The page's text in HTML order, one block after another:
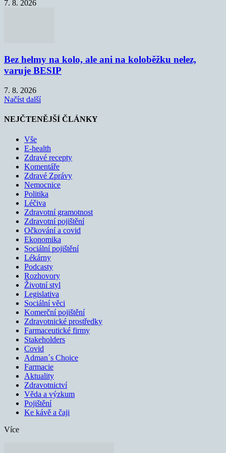
7. 8. 2026
Bez helmy na kolo, ale ani na koloběžku nelez,
varuje BESIP
7. 8. 2026
Načíst další
NEJČTENĚJŠÍ ČLÁNKY
Vše
E-health
Zdravé recepty
Komentáře
Zdravé Zprávy
Nemocnice
Politika
Léčiva
Zdravotní gramotnost
Zdravotní pojištění
Očkování a covid
Ekonomika
Sociální pojištění
Lékárny
Podcasty
Rozhovory
Životní styl
Legislativa
Sociální věci
Komerční pojištění
Zdravotnické prostředky
Farmaceutické firmy
Stakeholders
Covid
Adman´s Choice
Farmacie
Aktuality
Zdravotnictví
Věda a výzkum
Pojištění
Ke kávě a čaji
Více